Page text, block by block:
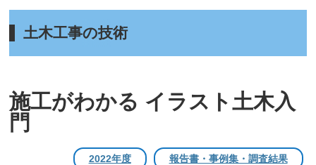
土木工事の技術
施工がわかる イラスト土木入
門
2022年度 報告書・事例集・調査結果